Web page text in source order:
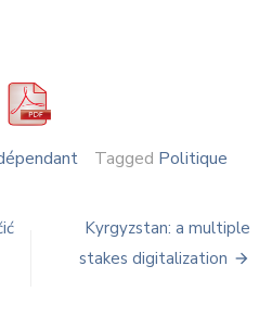
Tagged Politique
Kyrgyzstan: a multiple
stakes digitalization